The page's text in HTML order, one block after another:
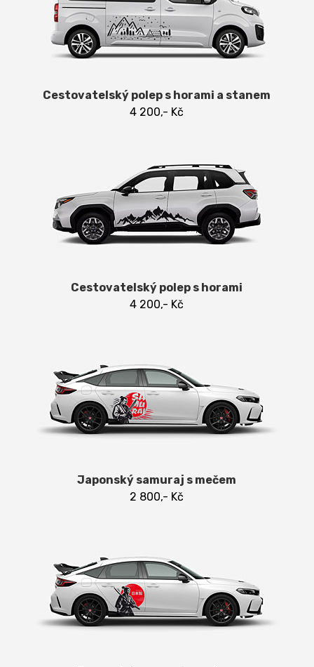
Cestovatelský polep s horami a stanem
4 200,- Kč
Cestovatelský polep s horami
4 200,- Kč
Japonský samuraj s mečem
2 800,- Kč